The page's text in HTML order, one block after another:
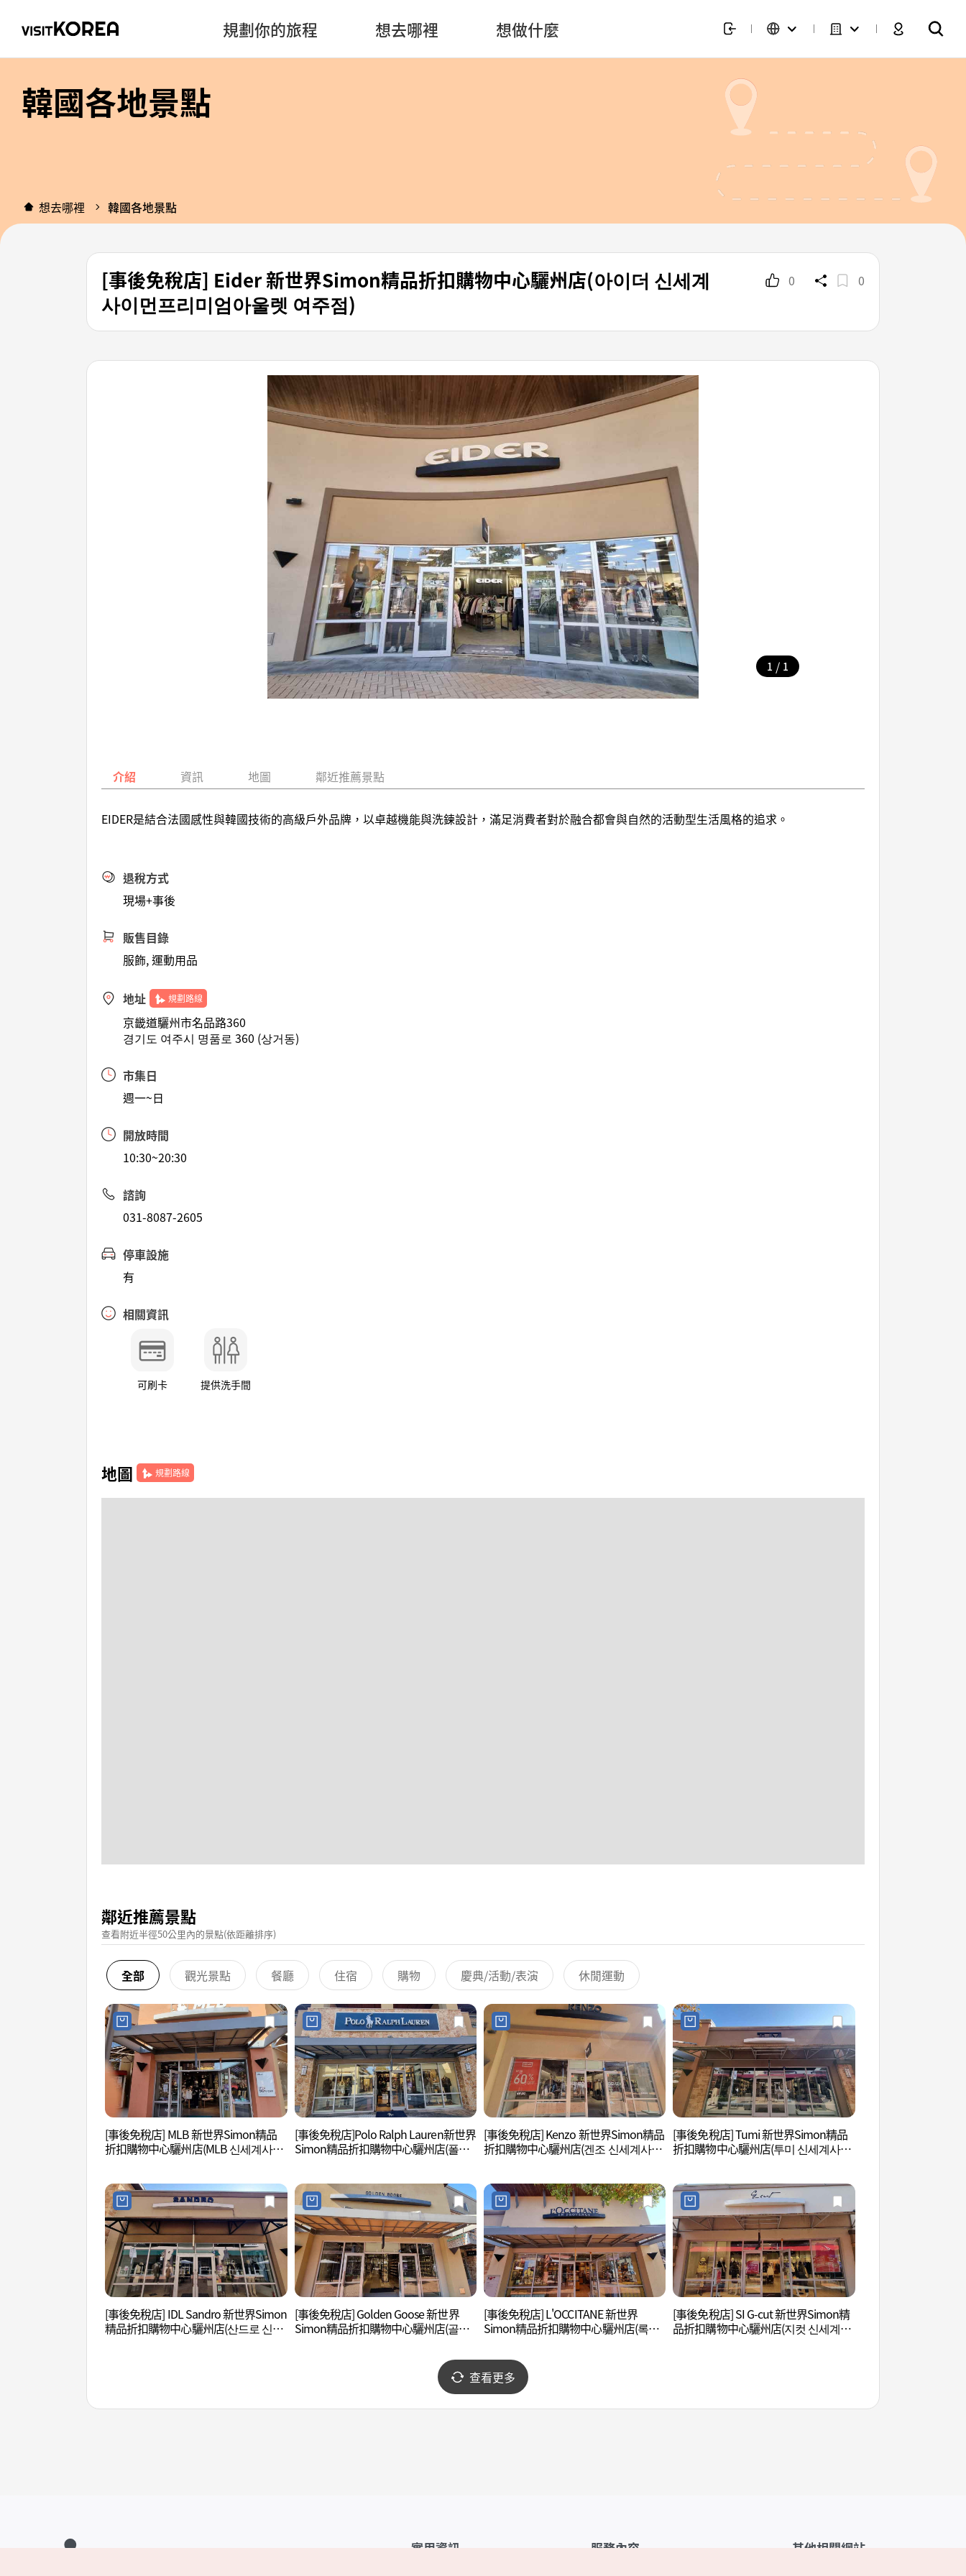
規劃你的旅程 想去哪裡 想做什麼
韓國各地景點
想去哪裡 韓國各地景點
[事後免稅店] Eider 新世界Simon精品折扣購物中心驪州店(아이더 신세계
사이먼프리미엄아울렛 여주점)
0 0
1 / 1
介紹 資訊 地圖 鄰近推薦景點
EIDER是結合法國感性與韓國技術的高級戶外品牌，以卓越機能與洗鍊設計，滿足消費者對於融合都會與自然的活動型生活風格的追求。
退稅方式
現場+事後
販售目錄
服飾, 運動用品
地址 規劃路線
京畿道驪州市名品路360
경기도 여주시 명품로 360 (상거동)
市集日
週一~日
開放時間
10:30~20:30
諮詢
031-8087-2605
停車設施
有
相關資訊
可刷卡 提供洗手間
地圖 規劃路線
鄰近推薦景點
查看附近半徑50公里內的景點(依距離排序)
全部 觀光景點 餐廳 住宿 購物 慶典/活動/表演 休閒運動
[事後免稅店] MLB 新世界Simon精品
折扣購物中心驪州店(MLB 신세계사이
[事後免稅店]Polo Ralph Lauren新世界
Simon精品折扣購物中心驪州店(폴로
[事後免稅店] Kenzo 新世界Simon精品
折扣購物中心驪州店(겐조 신세계사이
[事後免稅店] Tumi 新世界Simon精品
折扣購物中心驪州店(투미 신세계사이
[事後免稅店] IDL Sandro 新世界Simon
精品折扣購物中心驪州店(산드로 신세
[事後免稅店] Golden Goose 新世界
Simon精品折扣購物中心驪州店(골든
[事後免稅店] L'OCCITANE 新世界
Simon精品折扣購物中心驪州店(록시
점)
[事後免稅店] SI G-cut 新世界Simon精
品折扣購物中心驪州店(지컷 신세계사
查看更多
實用資訊 服務內容 其他相關網站